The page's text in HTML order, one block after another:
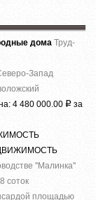
дома Труд-
Запад
4 480 000.00 Р за
''Малинка''
соток
площадью